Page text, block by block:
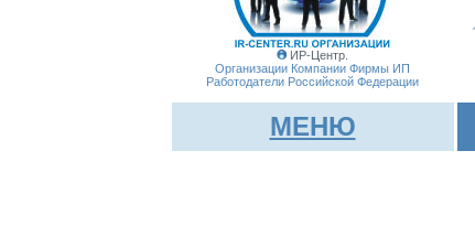
ИР-Центр.
Организации Компании Фирмы ИП
Работодатели Российской Федерации
МЕНЮ